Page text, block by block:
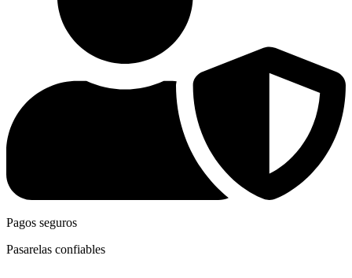
Pagos seguros
Pasarelas confiables